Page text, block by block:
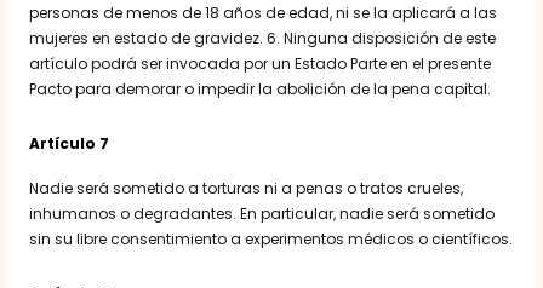
personas de menos de 18 años de edad, ni se la aplicará a las
mujeres en estado de gravidez. 6. Ninguna disposición de este
artículo podrá ser invocada por un Estado Parte en el presente
Pacto para demorar o impedir la abolición de la pena capital.
Artículo 7
Nadie será sometido a torturas ni a penas o tratos crueles,
inhumanos o degradantes. En particular, nadie será sometido
sin su libre consentimiento a experimentos médicos o científicos.